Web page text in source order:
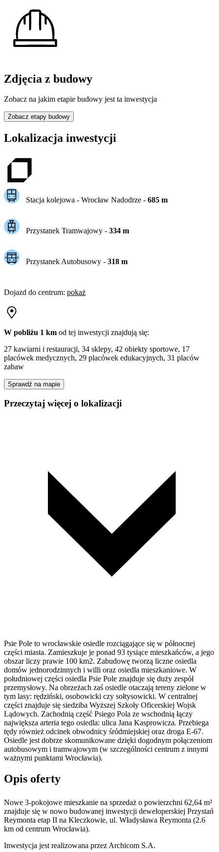
Zdjęcia z budowy
Zobacz na jakim etapie budowy jest ta inwestycja
Zobacz etapy budowy
Lokalizacja inwestycji
Stacja kolejowa - Wrocław Nadodrze- 685m
Przystanek Tramwajowy - 334m
Przystanek Autobusowy - 318m
Dojazd do centrum: pokaż
W pobliżu 1 km od tej inwestycji znajdują się:
27 kawiarni i restauracji, 34 sklepy, 42 obiekty sportowe, 17
placówek medycznych, 29 placówek edukacyjnych, 31 placów
zabaw
Sprawdź na mapie
Przeczytaj więcej o lokalizacji
Psie Pole to wrocławskie osiedle rozciągające się w północnej
części miasta. Zamieszkuje je ponad 93 tysiące mieszkańców, a jego
obszar liczy prawie 100 km2. Zabudowę tworzą liczne osiedla
domów jednorodzinnych i willi oraz osiedla mieszkaniowe. W
południowej części osiedla Psie Pole znajduje się duży zespół
przemysłowy. Na obrzeżach zaś osiedle otaczają tereny zielone w
tym lasy: rędziński, osobowicki czy sołtysowicki. W centralnej
części znajduje się siedziba Wyższej Szkoły Oficerskiej Wojsk
Lądowych. Zachodnią część Psiego Pola ze wschodnią łączy
największa arteria tego osiedla: ulica Jana Kasprowicza. Przebiega
tędy również odcinek obwodnicy śródmiejskiej oraz droga E-67.
Osiedle jest dobrze skomunikowane dzięki dogodnym połączeniom
autobusowym i tramwajowym (w szczególności centrum z innymi
ważnymi punktami Wrocławia).
Opis oferty
Nowe 3-pokojowe mieszkanie na sprzedaż o powierzchni 62,64 m²
znajduje się w nowo budowanej inwestycji deweloperskiej Przystań
Reymonta etap II na Kleczkowie, ul. Władysława Reymonta (2.6
km od centrum Wrocławia).
Inwestycja jest realizowana przez Archicom S.A.